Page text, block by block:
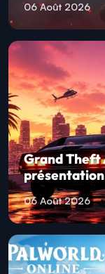
06 Août 2026
Grand Theft
06 Août 2026